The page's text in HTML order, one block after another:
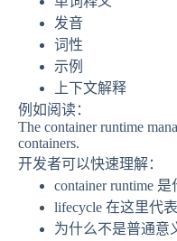
发音
词性
示例
上下文解释
例如阅读：
The container runtime
containers.
开发者可以快速理解：
container runtime 是
lifecycle 在这里代
为什么不是普通意